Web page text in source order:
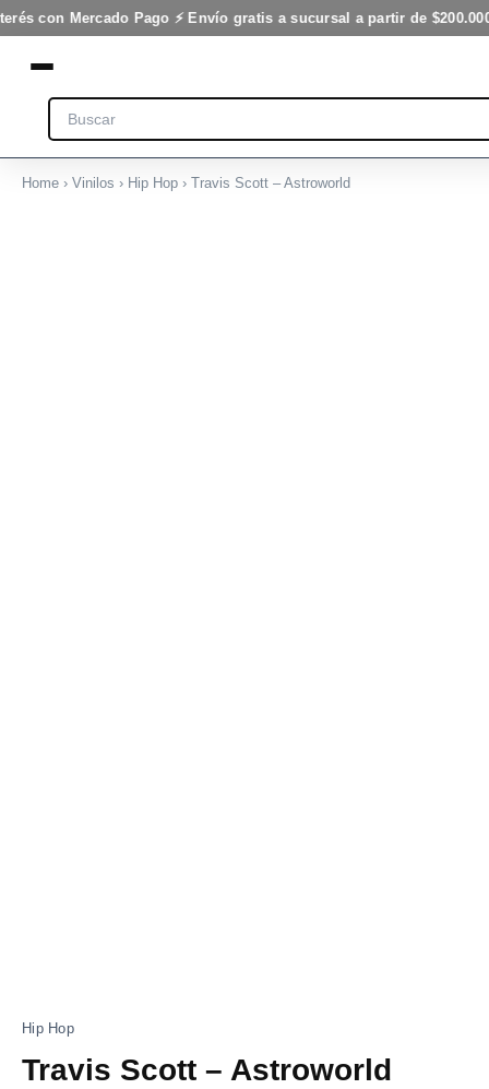
con Mercado Pago ⚡ Envío gratis a sucursal a partir de $200.000
Ir
al
contenido
Search
Home › Vinilos › Hip Hop › Travis Scott – Astroworld
Hip Hop
Travis Scott – Astroworld